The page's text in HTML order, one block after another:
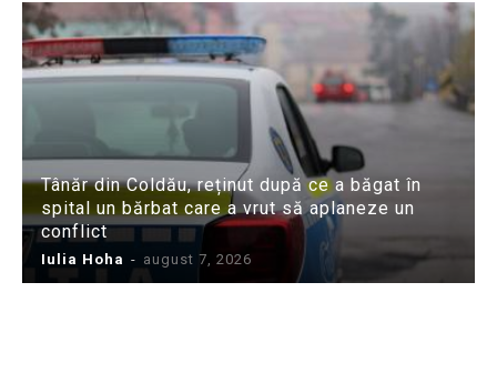
Tânăr din Coldău, reținut după ce a băgat în
spital un bărbat care a vrut să aplaneze un
conflict
Iulia Hoha - august 7, 2026